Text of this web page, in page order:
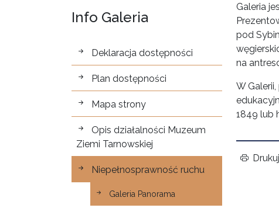
Info Galeria
Dostępność
Deklaracja dostępności
Plan dostępności
Mapa strony
Opis działalności Muzeum
Ziemi Tarnowskiej
Niepełnosprawność ruchu
Galeria Panorama
Galeria
pod
na
W
1849 lub
Drukuj